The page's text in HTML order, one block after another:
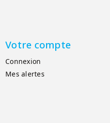
Votre compte
Connexion
Mes alertes